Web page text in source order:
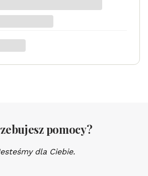
pomocy?
dla Ciebie.